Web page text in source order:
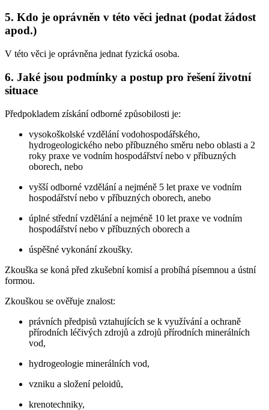
5. Kdo je oprávněn v této věci jednat (podat žádost
apod.)
V této věci je oprávněna jednat fyzická osoba.
6. Jaké jsou podmínky a postup pro řešení životní
situace
Předpokladem získání odborné způsobilosti je:
vysokoškolské vzdělání vodohospodářského,
hydrogeologického nebo příbuzného směru nebo oblasti a 2
roky praxe ve vodním hospodářství nebo v příbuzných
oborech, nebo
vyšší odborné vzdělání a nejméně 5 let praxe ve vodním
hospodářství nebo v příbuzných oborech, anebo
úplné střední vzdělání a nejméně 10 let praxe ve vodním
hospodářství nebo v příbuzných oborech a
úspěšné vykonání zkoušky.
Zkouška se koná před zkušební komisí a probíhá písemnou a ústní
formou.
Zkouškou se ověřuje znalost:
právních předpisů vztahujících se k využívání a ochraně
přírodních léčivých zdrojů a zdrojů přírodních minerálních
vod,
hydrogeologie minerálních vod,
vzniku a složení peloidů,
krenotechniky,